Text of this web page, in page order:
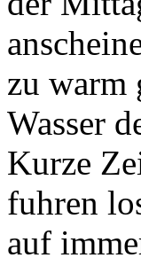
zu warm
Wasser
Kurze
fuhren
auf